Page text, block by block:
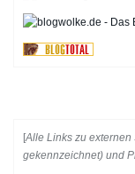
[Alle Links zu
gekennzeichnet) und